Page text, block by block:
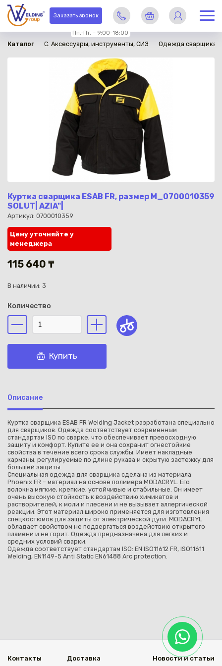
Заказать звонок
Пн.-Пт. – 9:00-18:00
Каталог C. Аксессуары, инструменты, СИЗ Одежда сварщика
Куртка сварщика ESAB FR, размер M_0700010359
SOLUT| AZIA"|
Артикул: 0700010359
в наличии
Цену уточняйте у
менеджера
115 640 ₸
В наличии: 3
Количество
Купить
Описание
Куртка сварщика ESAB FR Welding Jacket разработана специально
для сварщиков. Одежда соответствует современным
стандартам ISO по сварке, что обеспечивает превосходную
защиту и комфорт. Купите ее и она сохранит огнестойкие
свойства в течение всего срока службы. Имеет накладные
карманы, регулируемые по длине рукава и скрытую застежку для
большей защиты.
Специальная одежда для сварщика сделана из материала
Phoenix FR – материал на основе полимера MODACRYL. Его
волокна мягкие, крепкие, устойчивые и стабильные. Он имеет
очень высокую стойкость к воздействию химикатов и
растворителей, к моли и плесени и не вызывает аллергической
реакции. Этот материал широко применяется для изготовления
спецкостюмов для защиты от электрической дуги. MODACRYL
обладает свойством не подвергаться воздействию открытого
пламени и не горит. Одежда предназначена для легких и
средних условий сварки.
Одежда соответствует стандартам ISO: EN ISO11612 FR, ISO11611
Welding, EN1149-5 Anti Static EN61488 Arc protection.
Контакты Доставка Новости и статьи